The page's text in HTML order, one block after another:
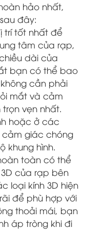
hảo nhất,
đây:
trí tốt nhất để
tâm của rạp,
dài của
bạn có thể bao
cần phải
mắt và cảm
vẹn nhất.
hoặc ở các
cảm giác chóng
khung hình.
toàn có thể
của rạp bên
loại kính 3D hiện
để phù hợp với
thoải mái, bạn
áp tròng khi đi